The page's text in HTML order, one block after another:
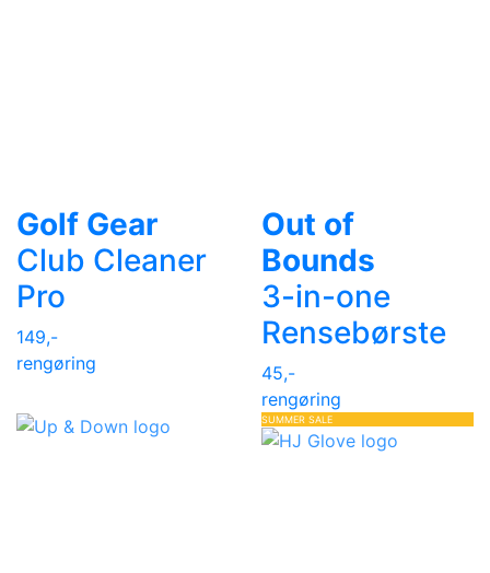
Golf Gear
Club Cleaner
Pro
149,-
rengøring
Out of
Bounds
3-in-one
Rensebørste
45,-
rengøring
SUMMER SALE